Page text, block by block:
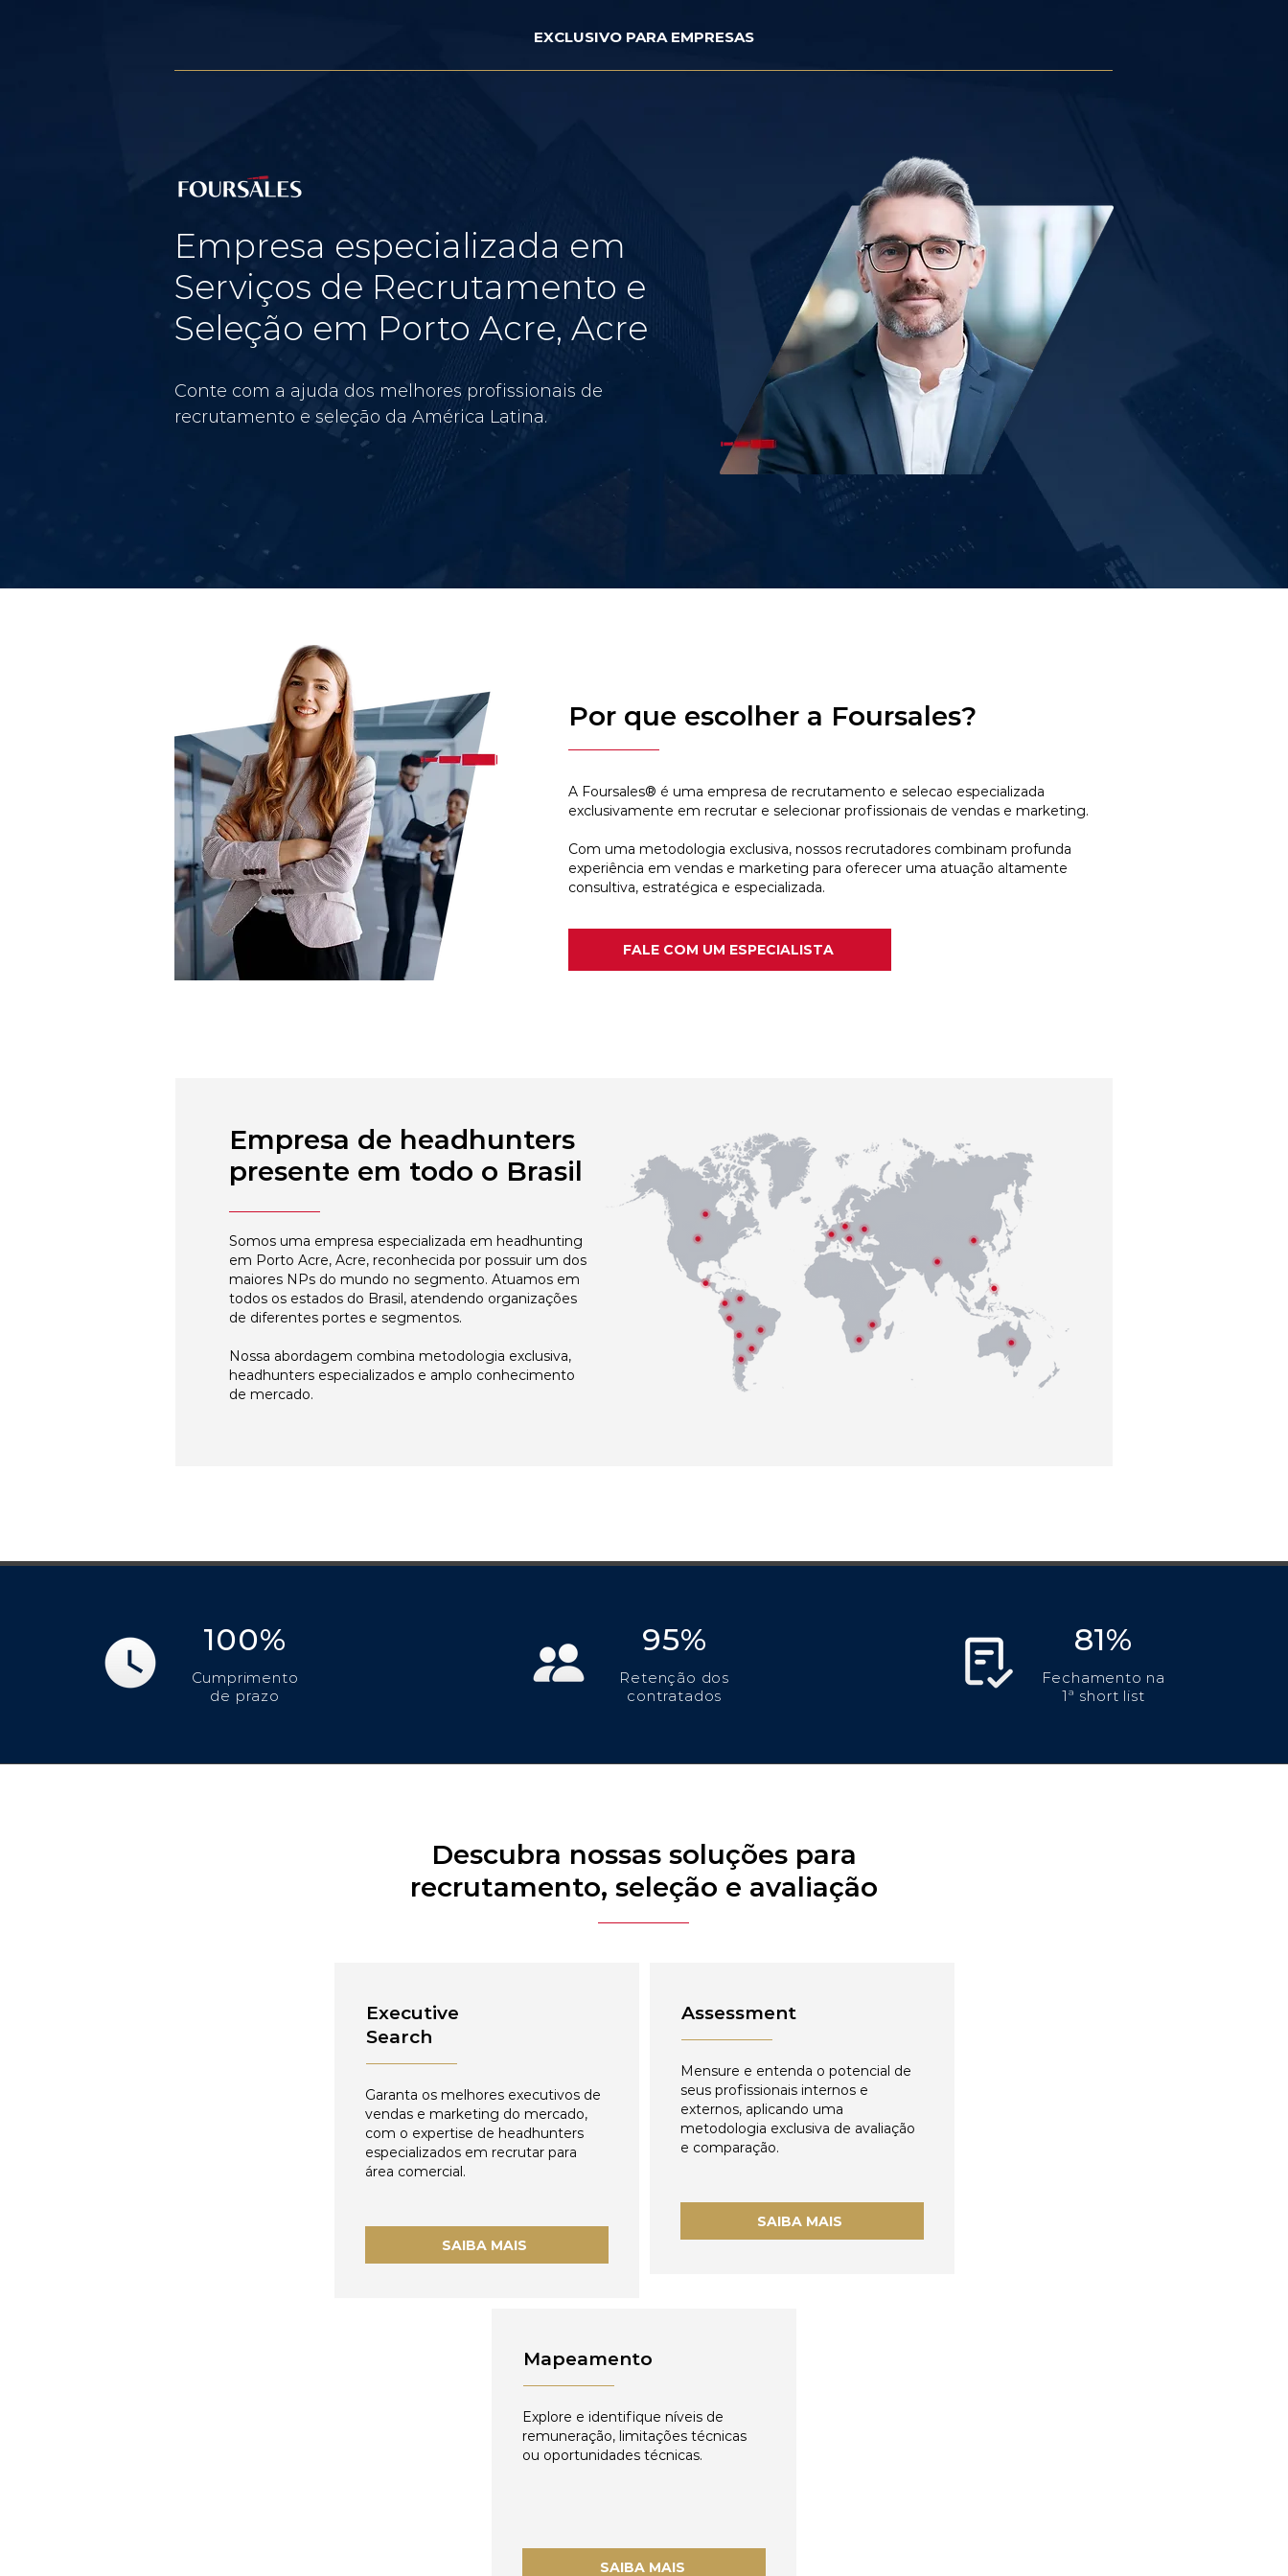
EXCLUSIVO PARA EMPRESAS
Empresa especializada em
Serviços de Recrutamento e
Seleção em Porto Acre, Acre
Conte com a ajuda dos melhores profissionais de
recrutamento e seleção da América Latina.
Por que escolher a Foursales?
A Foursales® é uma empresa de recrutamento e selecao especializada
exclusivamente em recrutar e selecionar profissionais de vendas e marketing.
Com uma metodologia exclusiva, nossos recrutadores combinam profunda
experiência em vendas e marketing para oferecer uma atuação altamente
consultiva, estratégica e especializada.
FALE COM UM ESPECIALISTA
Empresa de headhunters
presente em todo o Brasil
Somos uma empresa especializada em headhunting
em Porto Acre, Acre, reconhecida por possuir um dos
maiores NPs do mundo no segmento. Atuamos em
todos os estados do Brasil, atendendo organizações
de diferentes portes e segmentos.
Nossa abordagem combina metodologia exclusiva,
headhunters especializados e amplo conhecimento
de mercado.
100%
Cumprimento
de prazo
95%
Retenção dos
contratados
81%
Fechamento na
1ª short list
Descubra nossas soluções para
recrutamento, seleção e avaliação
Executive
Search
Garanta os melhores executivos de
vendas e marketing do mercado,
com o expertise de headhunters
especializados em recrutar para
área comercial.
SAIBA MAIS
Assessment
Mensure e entenda o potencial de
seus profissionais internos e
externos, aplicando uma
metodologia exclusiva de avaliação
e comparação.
SAIBA MAIS
Mapeamento
Explore e identifique níveis de
remuneração, limitações técnicas
ou oportunidades técnicas.
SAIBA MAIS